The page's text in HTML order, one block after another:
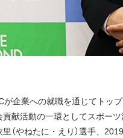
が企業への就職を通じてト
献活動の一環としてスポー
（やねたに・えり）選手、